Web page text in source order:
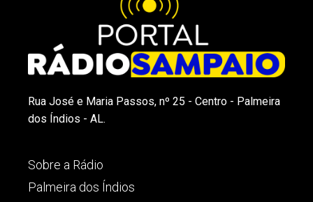
Rua José e Maria Passos, nº 25 - Centro - Palmeira
dos Índios - AL.
Sobre a Rádio
Palmeira dos Índios